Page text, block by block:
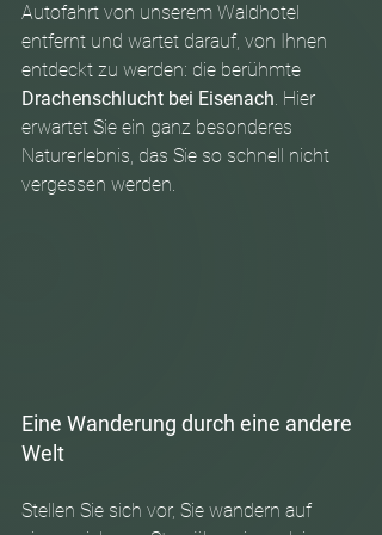
Autofahrt von unserem Waldhotel
entfernt und wartet darauf, von Ihnen
entdeckt zu werden: die berühmte
Drachenschlucht bei Eisenach. Hier
erwartet Sie ein ganz besonderes
Naturerlebnis, das Sie so schnell nicht
vergessen werden.
Eine Wanderung durch eine andere
Welt
Stellen Sie sich vor, Sie wandern auf